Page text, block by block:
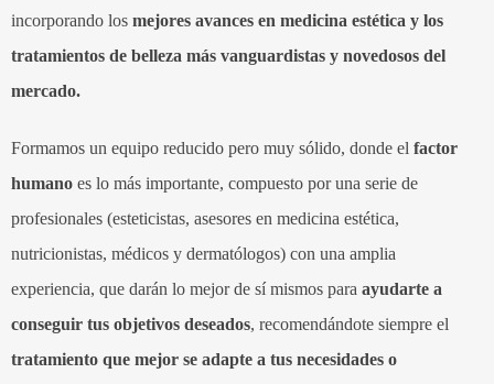
incorporando los mejores avances en medicina estética y los
tratamientos de belleza más vanguardistas y novedosos del
mercado.
Formamos un equipo reducido pero muy sólido, donde el factor
humano es lo más importante, compuesto por una serie de
profesionales (esteticistas, asesores en medicina estética,
nutricionistas, médicos y dermatólogos) con una amplia
experiencia, que darán lo mejor de sí mismos para ayudarte a
conseguir tus objetivos deseados, recomendándote siempre el
tratamiento que mejor se adapte a tus necesidades o